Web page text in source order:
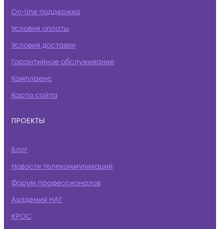
On-line поддержка
Условия оплаты
Условия доставки
Гарантийное обслуживание
Комплаенс
Карта сайта
ПРОЕКТЫ
Блог
Новости телекоммуникаций
Форум профессионалов
Академия НАГ
КРОС